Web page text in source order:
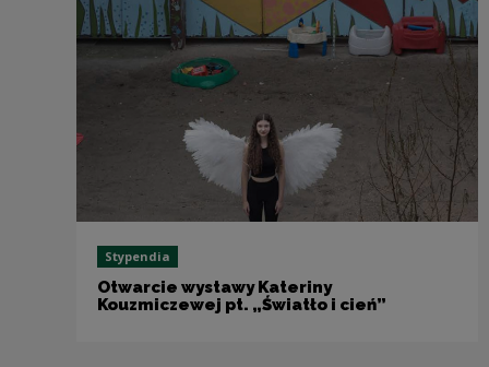
Stypendia
Otwarcie wystawy Kateriny
Kouzmiczewej pt. „Światło i cień”